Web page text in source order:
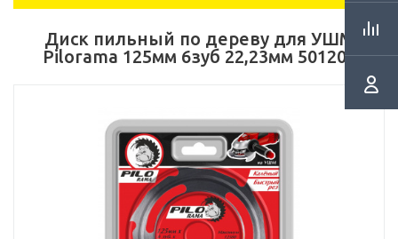
Диск пильный по дереву для УШМ
Pilorama 125мм 6зуб 22,23мм 501206